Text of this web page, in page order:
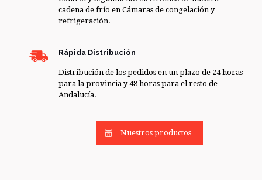
cadena de frío en Cámaras de congelación y
refrigeración.
Rápida Distribución
Distribución de los pedidos en un plazo de 24 horas
para la provincia y 48 horas para el resto de
Andalucía.
Nuestros productos